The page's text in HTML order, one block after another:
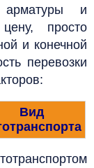
арматуры и
просто
и конечной
перевозки
Вид